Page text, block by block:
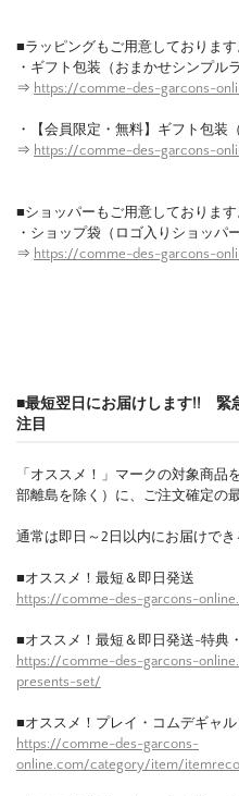
■ラッピングもご用意しております
・ギフト包装（おまかせシンプル
⇒ https://comme-des-garcons-
・【会員限定・無料】ギフト包装
⇒ https://comme-des-garcons-
■ショッパーもご用意しております
・ショップ袋（ロゴ入りショッパー
⇒ https://comme-des-garcons-
■最短翌日にお届けします!! 緊
注目
「オススメ！」マークの対象商
部離島を除く）に、ご注文確定の
通常は即日～2日以内にお届けでき
■オススメ！最短＆即日発送
https://comme-des-garcons-
■オススメ！最短＆即日発送-特典
https://comme-des-garcons-
presents-set/
■オススメ！プレイ・コムデギャ
https://comme-des-garcons-
online.com/category/item/